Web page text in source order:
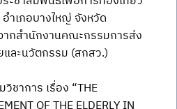
ำเภอบางใหญ่ จังหวัด
กสำนักงานคณะกรรมการส่ง
ละนวัตกรรม (สกสว.)
ชาการ เรื่อง “THE